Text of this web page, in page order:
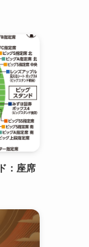
：座席